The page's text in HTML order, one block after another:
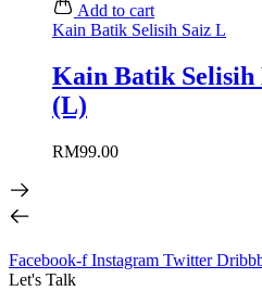
Add to cart
Kain Batik Selisih Saiz L
Kain Batik Selisih
(L)
RM99.00
Facebook-f Instagram Twitter
Let's Talk